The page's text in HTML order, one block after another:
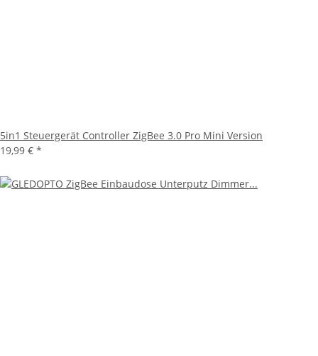
5in1 Steuergerät Controller ZigBee 3.0 Pro Mini Version
19,99 € *